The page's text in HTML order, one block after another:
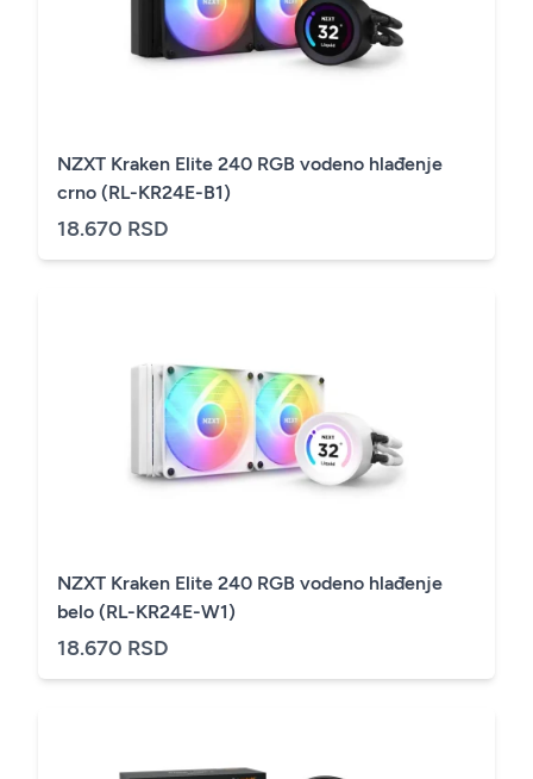
NZXT Kraken Elite 240 RGB vodeno hlađenje
crno (RL-KR24E-B1)
18.670 RSD
NZXT Kraken Elite 240 RGB vodeno hlađenje
belo (RL-KR24E-W1)
18.670 RSD